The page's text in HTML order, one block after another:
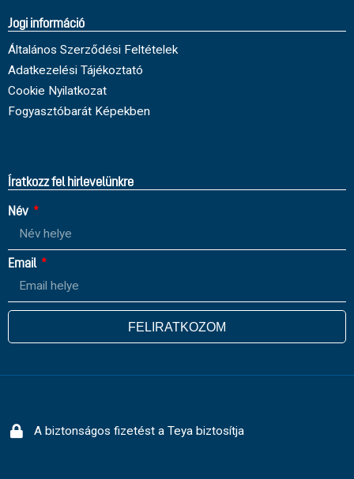
Jogi információ
Általános Szerződési Feltételek
Adatkezelési Tájékoztató
Cookie Nyilatkozat
Fogyasztóbarát Képekben
Íratkozz fel hirlevelünkre
Név
Email
FELIRATKOZOM
A biztonságos fizetést a Teya biztosítja